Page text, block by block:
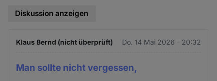
Diskussion anzeigen
Klaus Bernd (nicht überprüft) Do. 14 Mai 2026 - 20:32
Man sollte nicht vergessen,